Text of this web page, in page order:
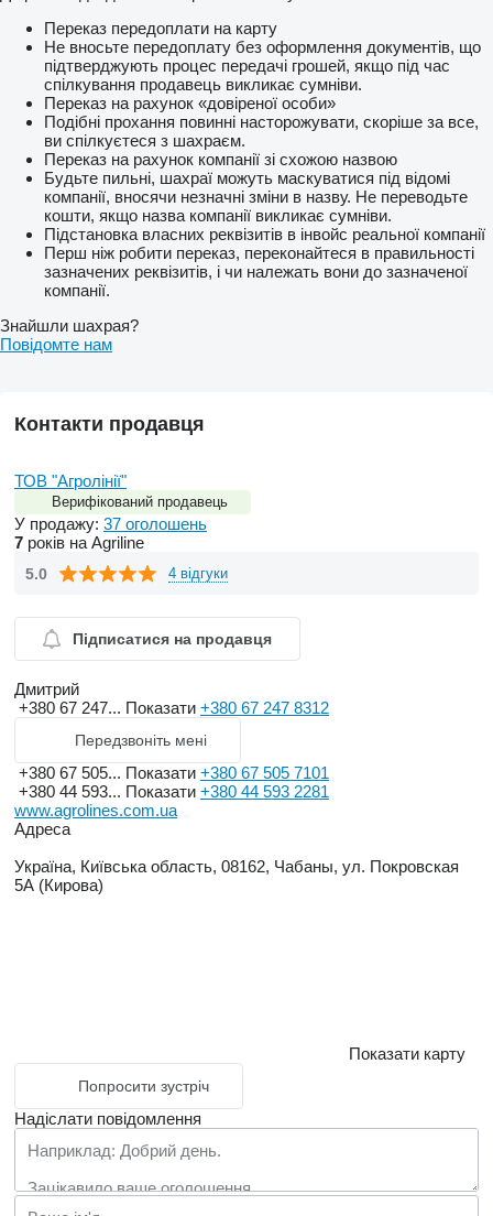
Переказ передоплати на карту
Не вносьте передоплату без оформлення документів, що
підтверджують процес передачі грошей, якщо під час
спілкування продавець викликає сумніви.
Переказ на рахунок «довіреної особи»
Подібні прохання повинні насторожувати, скоріше за все,
ви спілкуєтеся з шахраєм.
Переказ на рахунок компанії зі схожою назвою
Будьте пильні, шахраї можуть маскуватися під відомі
компанії, вносячи незначні зміни в назву. Не переводьте
кошти, якщо назва компанії викликає сумніви.
Підстановка власних реквізитів в інвойс реальної компанії
Перш ніж робити переказ, переконайтеся в правильності
зазначених реквізитів, і чи належать вони до зазначеної
компанії.
Знайшли шахрая?
Повідомте нам
Контакти продавця
ТОВ "Агролінії"
Верифікований продавець
У продажу: 37 оголошень
7 років на Agriline
5.0 4 відгуки
Підписатися на продавця
Дмитрий
+380 67 247... Показати +380 67 247 8312
Передзвоніть мені
+380 67 505... Показати +380 67 505 7101
+380 44 593... Показати +380 44 593 2281
www.agrolines.com.ua
Адреса
Україна, Київська область, 08162, Чабаны, ул. Покровская
5А (Кирова)
Показати карту
Попросити зустріч
Надіслати повідомлення